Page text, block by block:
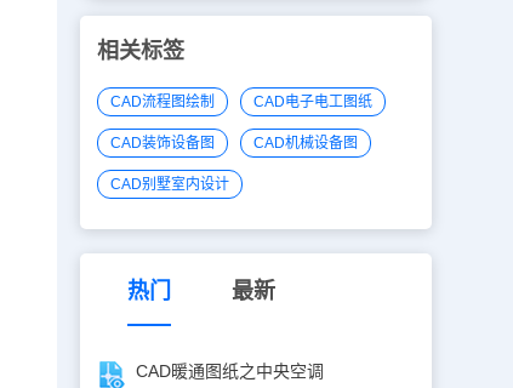
相关标签
CAD流程图绘制 CAD电子电工图纸
CAD装饰设备图 CAD机械设备图
CAD别墅室内设计
热门 最新
CAD暖通图纸之中央空调